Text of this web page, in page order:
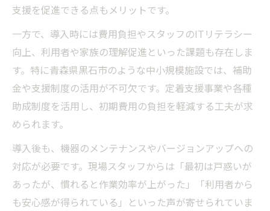
支援を促進できる点もメリットです。
一方で、導入時には費用負担やスタッフのITリテラシー
向上、利用者や家族の理解促進といった課題も存在しま
す。特に青森県黒石市のような中小規模施設では、補助
金や支援制度の活用が不可欠です。定着支援事業や各種
助成制度を活用し、初期費用の負担を軽減する工夫が求
められます。
導入後も、機器のメンテナンスやバージョンアップへの
対応が必要です。現場スタッフからは「最初は戸惑いが
あったが、慣れると作業効率が上がった」「利用者から
も安心感が得られている」といった声が寄せられていま